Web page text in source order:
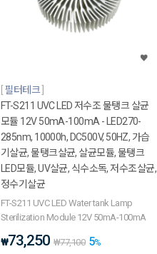
필터테크
FT-S211 UVC LED 저수조 물탱크 살균
모듈 12V 50mA-100mA - LED270-
285nm, 10000h, DC500V, 50HZ, 가습
기살균, 물탱크살균, 살균모듈, 물탱크
LED모듈, UV살균, 식수소독, 저수조살균,
정수기살균
FT-S211 UVC LED Water tank Lamp
Sterilization Module 12V 50mA-100mA
₩73,250 ₩77,100 5%